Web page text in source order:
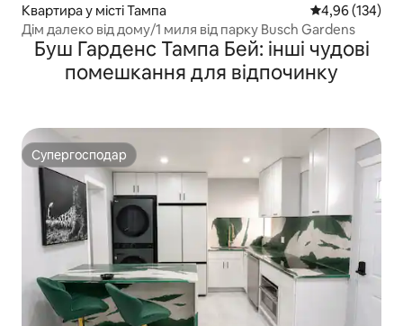
Квартира у місті Тампа Середня
4,96 (134)
Дім далеко від дому/1 миля від парку Busch Gardens
Буш Гарденс Тампа Бей: інші чудові
помешкання для відпочинку
Супергосподар
Супергосподар